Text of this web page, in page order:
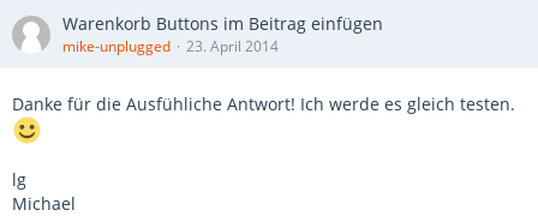
Warenkorb Buttons im Beitrag einfügen
mike-unplugged 23. April 2014
Danke für die Ausfühliche Antwort! Ich werde es gleich testen.
lg
Michael